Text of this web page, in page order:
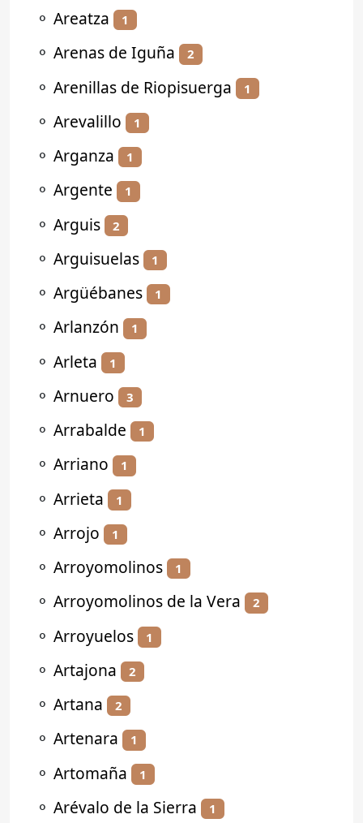
⚬ Areatza 1
⚬ Arenas de Iguña 2
⚬ Arenillas de Riopisuerga 1
⚬ Arevalillo 1
⚬ Arganza 1
⚬ Argente 1
⚬ Arguis 2
⚬ Arguisuelas 1
⚬ Argüébanes 1
⚬ Arlanzón 1
⚬ Arleta 1
⚬ Arnuero 3
⚬ Arrabalde 1
⚬ Arriano 1
⚬ Arrieta 1
⚬ Arrojo 1
⚬ Arroyomolinos 1
⚬ Arroyomolinos de la Vera 2
⚬ Arroyuelos 1
⚬ Artajona 2
⚬ Artana 2
⚬ Artenara 1
⚬ Artomaña 1
⚬ Arévalo de la Sierra 1